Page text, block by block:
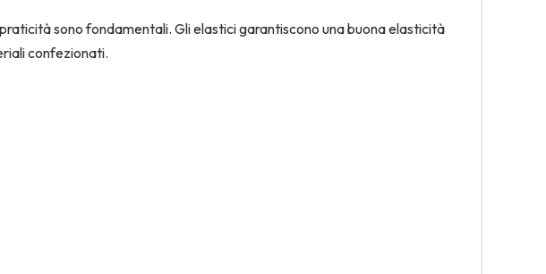
sono fondamentali. Gli elastici garantiscono una buona elasticità
confezionati.